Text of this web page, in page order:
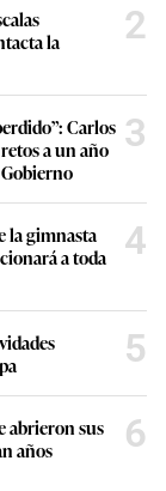
la
2
Carlos
a un año
3
la gimnasta
a toda
4
5
abrieron sus
años
6